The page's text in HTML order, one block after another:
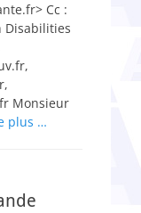
Cc :
Disabilities
Monsieur
plus …